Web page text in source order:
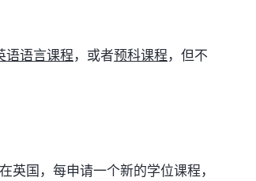
语语言课程，或者预科课程，但不
英国，每申请一个新的学位课程，